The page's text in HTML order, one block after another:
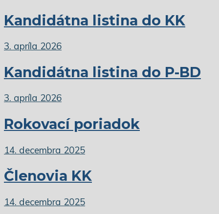
Kandidátna listina do KK
3. apríla 2026
Kandidátna listina do P-BD
3. apríla 2026
Rokovací poriadok
14. decembra 2025
Členovia KK
14. decembra 2025